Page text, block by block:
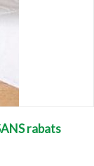
rabats